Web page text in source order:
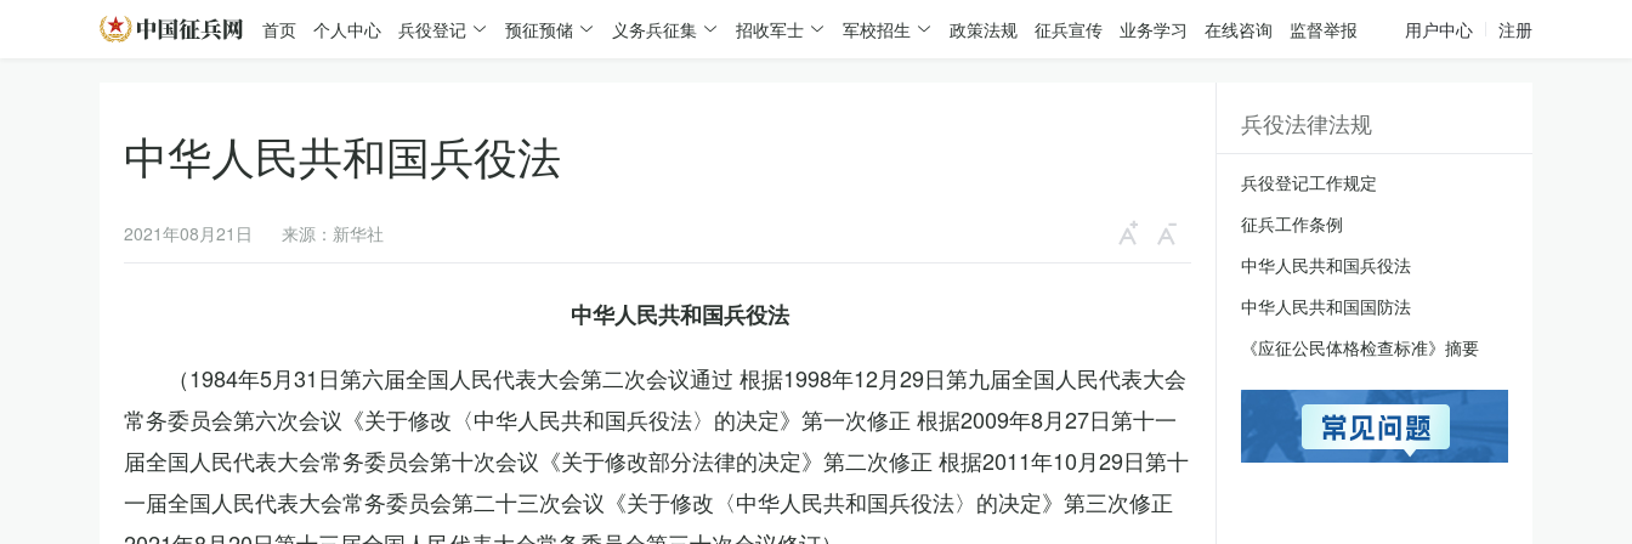
首页 个人中心 兵役登记 预征预储 义务兵征集 招收军士 军校招生 政策法规 征兵宣传 业务学习 在线咨询 监督举报 用户中心 注册
中华人民共和国兵役法
2021年08月21日 来源：新华社
中华人民共和国兵役法
（1984年5月31日第六届全国人民代表大会第二次会议通过 根据1998年12月29日第九届全国人民代表大会
常务委员会第六次会议《关于修改〈中华人民共和国兵役法〉的决定》第一次修正 根据2009年8月27日第十一
届全国人民代表大会常务委员会第十次会议《关于修改部分法律的决定》第二次修正 根据2011年10月29日第十
一届全国人民代表大会常务委员会第二十三次会议《关于修改〈中华人民共和国兵役法〉的决定》第三次修正
兵役法律法规
兵役登记工作规定
征兵工作条例
中华人民共和国兵役法
中华人民共和国国防法
《应征公民体格检查标准》摘要